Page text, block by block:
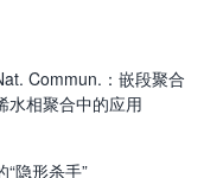
Commun.：嵌段聚合
水相聚合中的应用
隐形杀手”